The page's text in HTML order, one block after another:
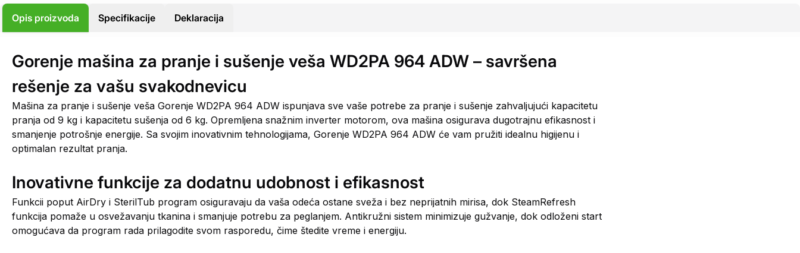
Opis proizvoda Specifikacije Deklaracija
Gorenje mašina za pranje i sušenje veša WD2PA 964 ADW – savršena
rešenje za vašu svakodnevicu
Mašina za pranje i sušenje veša Gorenje WD2PA 964 ADW ispunjava sve vaše potrebe za pranje i sušenje zahvaljujući kapacitetu
pranja od 9 kg i kapacitetu sušenja od 6 kg. Opremljena snažnim inverter motorom, ova mašina osigurava dugotrajnu efikasnost i
smanjenje potrošnje energije. Sa svojim inovativnim tehnologijama, Gorenje WD2PA 964 ADW će vam pružiti idealnu higijenu i
optimalan rezultat pranja.
Inovativne funkcije za dodatnu udobnost i efikasnost
Funkcii poput AirDry i SterilTub program osiguravaju da vaša odeća ostane sveža i bez neprijatnih mirisa, dok SteamRefresh
funkcija pomaže u osvežavanju tkanina i smanjuje potrebu za peglanjem. Antikružni sistem minimizuje gužvanje, dok odloženi start
omogućava da program rada prilagodite svom rasporedu, čime štedite vreme i energiju.